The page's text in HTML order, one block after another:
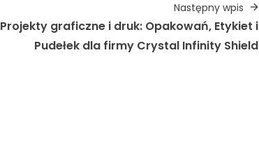
Następny wpis
Projekty graficzne i druk: Opakowań, Etykiet i
Pudełek dla firmy Crystal Infinity Shield